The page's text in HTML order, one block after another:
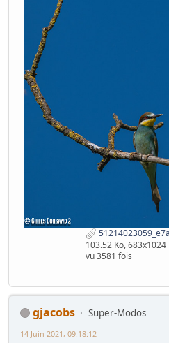
103.52 Ko, 683x1024
vu 3581 fois
gjacobs
Super-Modos
14 Juin 2021, 09:18:12